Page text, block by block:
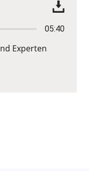
05:40
Experten